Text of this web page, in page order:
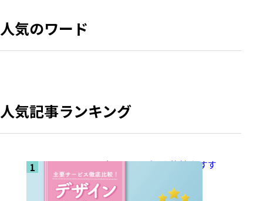
人気のワード
人気記事ランキング
デザインサブスク比較 おすす
め15選【2025年版】